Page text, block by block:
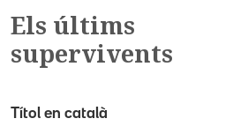
Els últims
supervivents
Títol en català